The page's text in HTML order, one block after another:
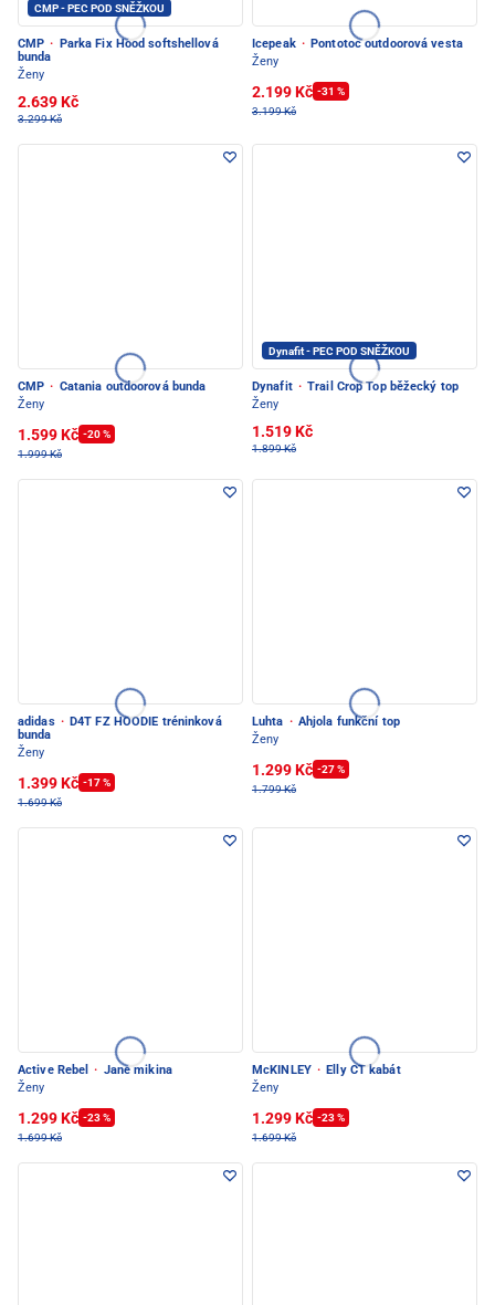
CMP - PEC POD SNĚŽKOU
CMP ·
Parka Fix Hood softshellová
bunda
Ženy
2.639 Kč
3.299 Kč
Icepeak · Pontotoc outdoorová vesta
Ženy
2.199 Kč -31 %
3.199 Kč
CMP · Catania outdoorová bunda
Ženy
1.599 Kč -20 %
1.999 Kč
Dynafit - PEC POD SNĚŽKOU
Dynafit · Trail Crop Top běžecký top
Ženy
1.519 Kč
1.899 Kč
adidas · D4T FZ HOODIE tréninková
bunda
Ženy
1.399 Kč -17 %
1.699 Kč
Luhta · Ahjola funkční top
Ženy
1.299 Kč -27 %
1.799 Kč
Active Rebel · Jane mikina
Ženy
1.299 Kč -23 %
1.699 Kč
McKINLEY · Elly CT kabát
Ženy
1.299 Kč -23 %
1.699 Kč